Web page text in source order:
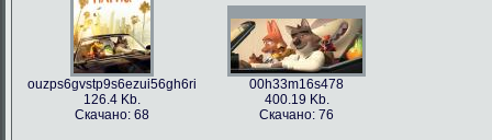
ouzps6gvstp9s6ezui56gh6ri
126.4 Kb.
Скачано: 68
00h33m16s478
400.19 Kb.
Скачано: 76